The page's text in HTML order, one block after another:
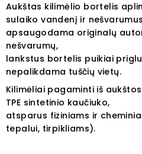
Aukštas kilimėlio bortelis
sulaiko vandenį ir
apsaugodama originalų
nešvarumų,
lankstus bortelis puikiai
nepalikdama tuščių vietų.
Kilimėliai pagaminti iš
TPE sintetinio kaučiuko,
atsparus fiziniams ir
tepalui, tirpikliams).